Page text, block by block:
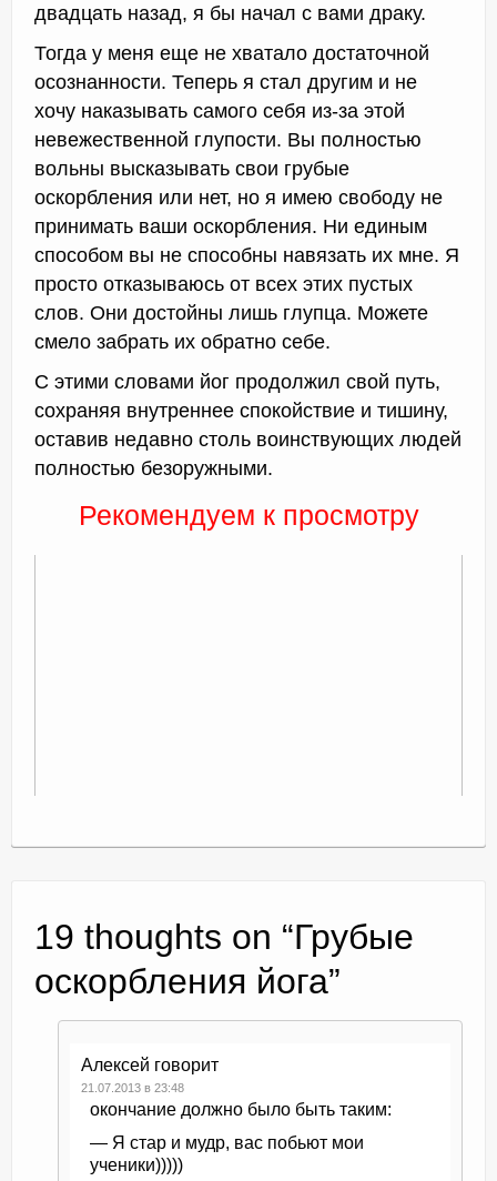
двадцать назад, я бы начал с вами драку.
Тогда у меня еще не хватало достаточной
осознанности. Теперь я стал другим и не
хочу наказывать самого себя из-за этой
невежественной глупости. Вы полностью
вольны высказывать свои грубые
оскорбления или нет, но я имею свободу не
принимать ваши оскорбления. Ни единым
способом вы не способны навязать их мне. Я
просто отказываюсь от всех этих пустых
слов. Они достойны лишь глупца. Можете
смело забрать их обратно себе.
С этими словами йог продолжил свой путь,
сохраняя внутреннее спокойствие и тишину,
оставив недавно столь воинствующих людей
полностью безоружными.
Рекомендуем к просмотру
19 thoughts on “Грубые
оскорбления йога”
Алексей говорит
21.07.2013 в 23:48
окончание должно было быть таким:
— Я стар и мудр, вас побьют мои
ученики)))))